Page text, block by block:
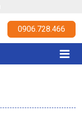
0906.728.466